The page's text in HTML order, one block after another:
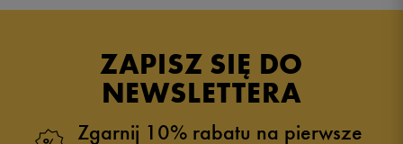
ZAPISZ SIĘ DO
NEWSLETTERA
Zgarnij 10% rabatu na pierwsze